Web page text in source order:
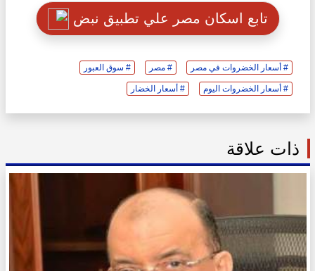
تابع اسكان مصر علي تطبيق نبض
# أسعار الخضروات في مصر # مصر # سوق العبور
# أسعار الخضروات اليوم # أسعار الخضار
ذات علاقة